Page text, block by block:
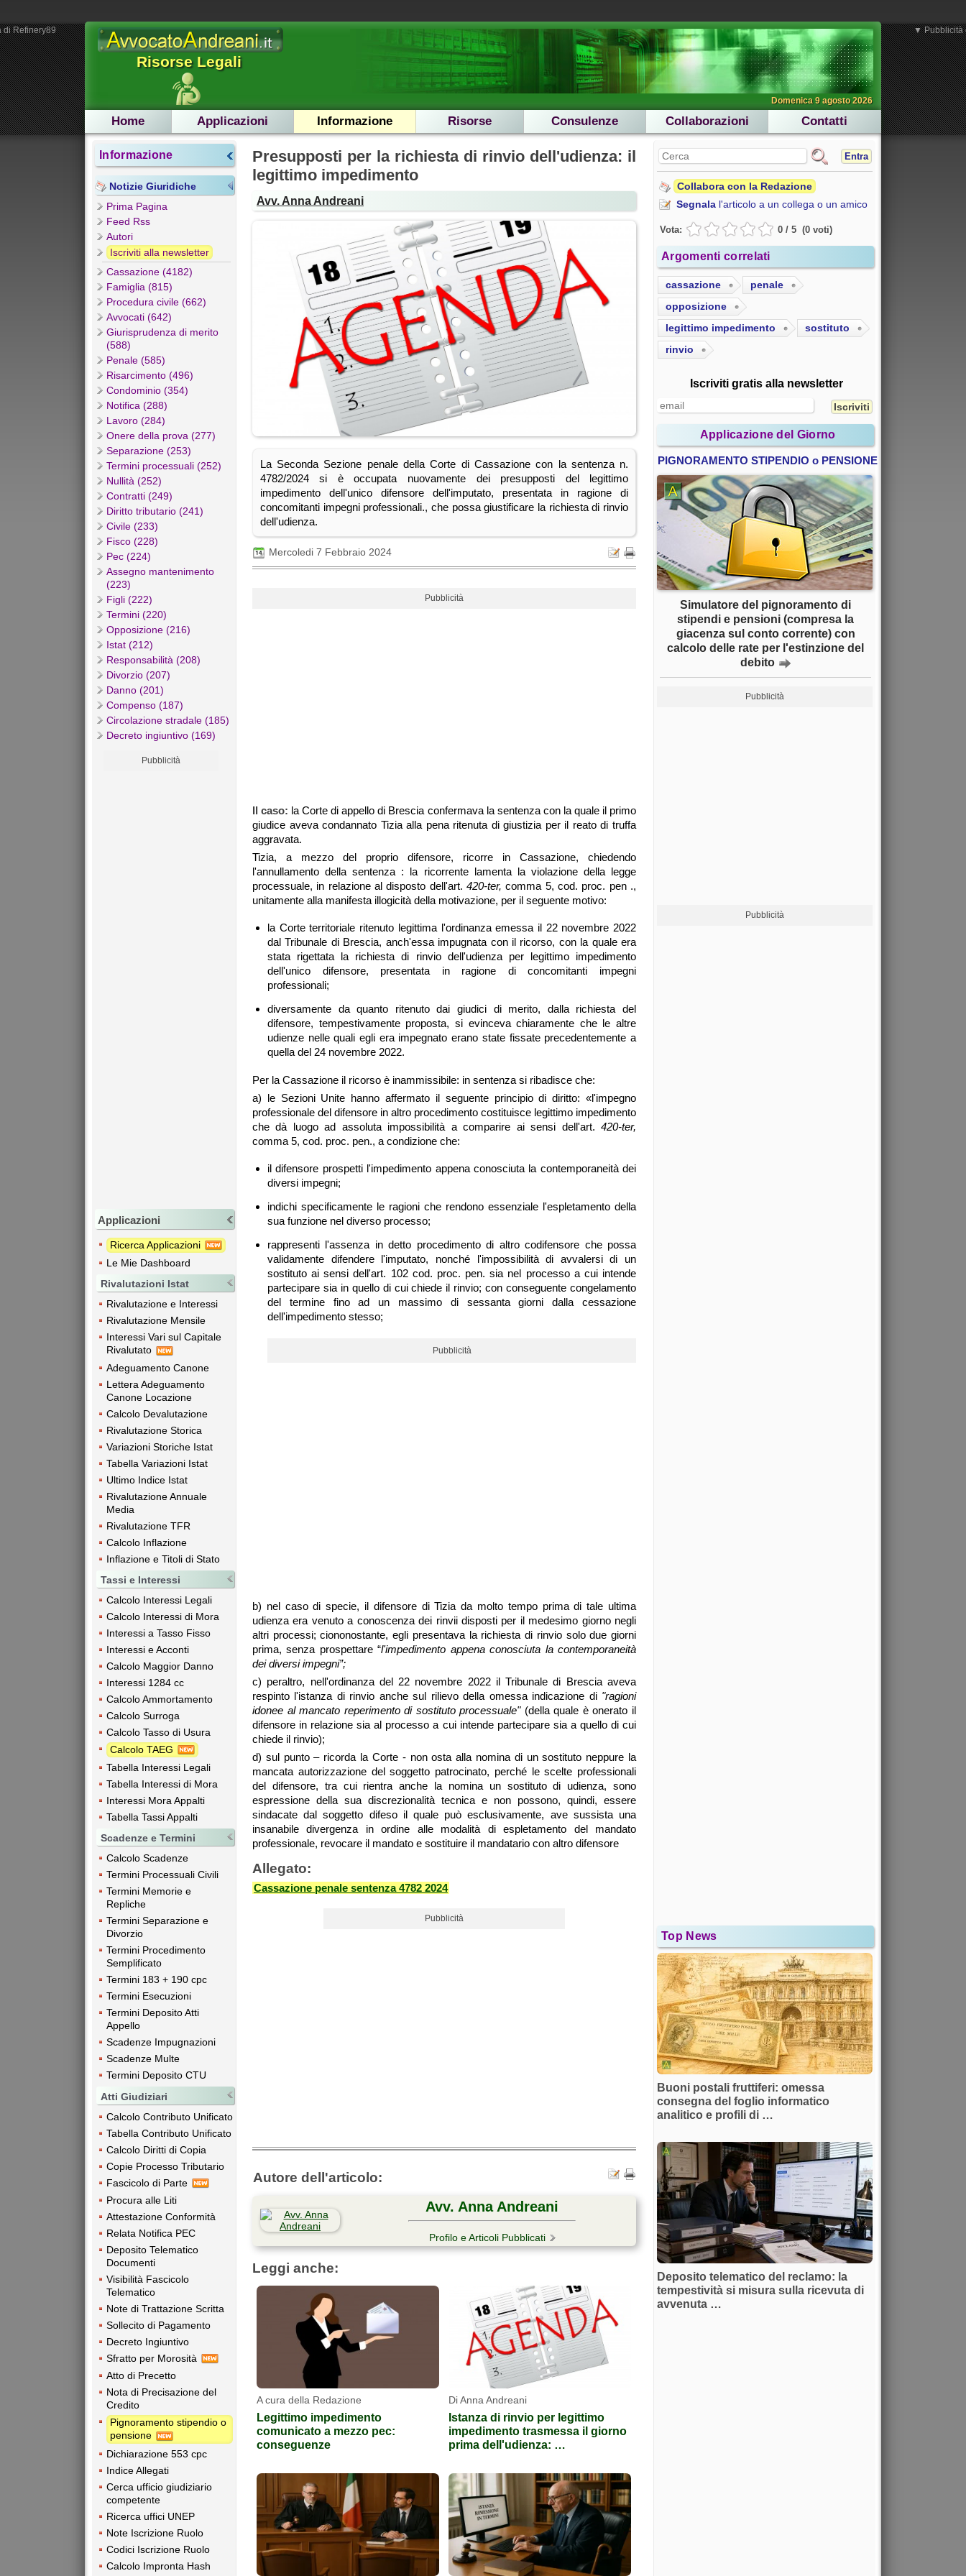
Risorse Legali
Domenica 9 agosto 2026
Home Applicazioni Informazione Risorse Consulenze Collaborazioni Contatti
Informazione
Notizie Giuridiche
Prima Pagina
Feed Rss
Autori
Iscriviti alla newsletter
Cassazione (4182)
Famiglia (815)
Procedura civile (662)
Avvocati (642)
Giurisprudenza di merito
(588)
Penale (585)
Risarcimento (496)
Condominio (354)
Notifica (288)
Lavoro (284)
Onere della prova (277)
Separazione (253)
Termini processuali (252)
Nullità (252)
Contratti (249)
Diritto tributario (241)
Civile (233)
Fisco (228)
Pec (224)
Assegno mantenimento
(223)
Figli (222)
Termini (220)
Opposizione (216)
Istat (212)
Responsabilità (208)
Divorzio (207)
Danno (201)
Compenso (187)
Circolazione stradale (185)
Decreto ingiuntivo (169)
Pubblicità
Applicazioni
Ricerca Applicazioni
Le Mie Dashboard
Rivalutazioni Istat
Rivalutazione e Interessi
Rivalutazione Mensile
Interessi Vari sul Capitale
Rivalutato
Adeguamento Canone
Lettera Adeguamento
Canone Locazione
Calcolo Devalutazione
Rivalutazione Storica
Variazioni Storiche Istat
Tabella Variazioni Istat
Ultimo Indice Istat
Rivalutazione Annuale
Media
Rivalutazione TFR
Calcolo Inflazione
Inflazione e Titoli di Stato
Tassi e Interessi
Calcolo Interessi Legali
Calcolo Interessi di Mora
Interessi a Tasso Fisso
Interessi e Acconti
Calcolo Maggior Danno
Interessi 1284 cc
Calcolo Ammortamento
Calcolo Surroga
Calcolo Tasso di Usura
Calcolo TAEG
Tabella Interessi Legali
Tabella Interessi di Mora
Interessi Mora Appalti
Tabella Tassi Appalti
Scadenze e Termini
Calcolo Scadenze
Termini Processuali Civili
Termini Memorie e
Repliche
Termini Separazione e
Divorzio
Termini Procedimento
Semplificato
Termini 183 + 190 cpc
Termini Esecuzioni
Termini Deposito Atti
Appello
Scadenze Impugnazioni
Scadenze Multe
Termini Deposito CTU
Atti Giudiziari
Calcolo Contributo Unificato
Tabella Contributo Unificato
Calcolo Diritti di Copia
Copie Processo Tributario
Fascicolo di Parte
Procura alle Liti
Attestazione Conformità
Relata Notifica PEC
Deposito Telematico
Documenti
Visibilità Fascicolo
Telematico
Note di Trattazione Scritta
Sollecito di Pagamento
Decreto Ingiuntivo
Sfratto per Morosità
Atto di Precetto
Nota di Precisazione del
Credito
Pignoramento stipendio o
pensione
Dichiarazione 553 cpc
Indice Allegati
Cerca ufficio giudiziario
competente
Ricerca uffici UNEP
Note Iscrizione Ruolo
Codici Iscrizione Ruolo
Calcolo Impronta Hash
Presupposti per la richiesta di rinvio dell'udienza: il
legittimo impedimento
Avv. Anna Andreani
La Seconda Sezione penale della Corte di Cassazione con la sentenza n.
4782/2024 si è occupata nuovamente dei presupposti del legittimo
impedimento dell'unico difensore dell'imputato, presentata in ragione di
concomitanti impegni professionali., che possa giustificare la richiesta di rinvio
dell'udienza.
Mercoledi 7 Febbraio 2024
Pubblicità
Il caso: la Corte di appello di Brescia confermava la sentenza con la quale il primo
giudice aveva condannato Tizia alla pena ritenuta di giustizia per il reato di truffa
aggravata.
Tizia, a mezzo del proprio difensore, ricorre in Cassazione, chiedendo
l'annullamento della sentenza : la ricorrente lamenta la violazione della legge
processuale, in relazione al disposto dell'art. 420-ter,comma 5, cod. proc. pen .,
unitamente alla manifesta illogicità della motivazione, per il seguente motivo:
la Corte territoriale ritenuto legittima l'ordinanza emessa il 22 novembre 2022
dal Tribunale di Brescia, anch'essa impugnata con il ricorso, con la quale era
stata rigettata la richiesta di rinvio dell'udienza per legittimo impedimento
dell'unico difensore, presentata in ragione di concomitanti impegni
professionali;
diversamente da quanto ritenuto dai giudici di merito, dalla richiesta del
difensore, tempestivamente proposta, si evinceva chiaramente che le altre
udienze nelle quali egli era impegnato erano state fissate precedentemente a
quella del 24 novembre 2022.
Per la Cassazione il ricorso è inammissibile: in sentenza si ribadisce che:
a) le Sezioni Unite hanno affermato il seguente principio di diritto: «l'impegno
professionale del difensore in altro procedimento costituisce legittimo impedimento
che dà luogo ad assoluta impossibilità a comparire ai sensi dell'art. 420-ter,
comma 5, cod. proc. pen., a condizione che:
il difensore prospetti l'impedimento appena conosciuta la contemporaneità dei
diversi impegni;
indichi specificamente le ragioni che rendono essenziale l'espletamento della
sua funzione nel diverso processo;
rappresenti l'assenza in detto procedimento di altro codifensore che possa
validamente difendere l'imputato, nonché l'impossibilità di avvalersi di un
sostituto ai sensi dell'art. 102 cod. proc. pen. sia nel processo a cui intende
partecipare sia in quello di cui chiede il rinvio; con conseguente congelamento
del termine fino ad un massimo di sessanta giorni dalla cessazione
dell'impedimento stesso;
Pubblicità
b) nel caso di specie, il difensore di Tizia da molto tempo prima di tale ultima
udienza era venuto a conoscenza dei rinvii disposti per il medesimo giorno negli
altri processi; ciononostante, egli presentava la richiesta di rinvio solo due giorni
prima, senza prospettare “l'impedimento appena conosciuta la contemporaneità
dei diversi impegni”;
c) peraltro, nell'ordinanza del 22 novembre 2022 il Tribunale di Brescia aveva
respinto l'istanza di rinvio anche sul rilievo della omessa indicazione di "ragioni
idonee al mancato reperimento di sostituto processuale"(della quale è onerato il
difensore in relazione sia al processo a cui intende partecipare sia a quello di cui
chiede il rinvio);
d) sul punto – ricorda la Corte - non osta alla nomina di un sostituto neppure la
mancata autorizzazione del soggetto patrocinato, perché le scelte professionali
del difensore, tra cui rientra anche la nomina un sostituto di udienza, sono
espressione della sua discrezionalità tecnica e non possono, quindi, essere
sindacate dal soggetto difeso il quale può esclusivamente, ave sussista una
insanabile divergenza in ordine alle modalità di espletamento del mandato
professionale, revocare il mandato e sostituire il mandatario con altro difensore
Allegato:
Cassazione penale sentenza 4782 2024
Pubblicità
Autore dell'articolo:
Avv. Anna Andreani
Profilo e Articoli Pubblicati
Leggi anche:
A cura della Redazione
Legittimo impedimento
comunicato a mezzo pec:
conseguenze
Di Anna Andreani
Istanza di rinvio per legittimo
impedimento trasmessa il giorno
prima dell'udienza: …
Entra
Collabora con la Redazione
Segnala l'articolo a un collega o un amico
Vota: 0 / 5 (0 voti)
Argomenti correlati
cassazione
penale
opposizione
legittimo impedimento
sostituto
rinvio
Iscriviti gratis alla newsletter
Applicazione del Giorno
PIGNORAMENTO STIPENDIO o PENSIONE
Simulatore del pignoramento di
stipendi e pensioni (compresa la
giacenza sul conto corrente) con
calcolo delle rate per l'estinzione del
debito
Pubblicità
Pubblicità
Top News
Buoni postali fruttiferi: omessa
consegna del foglio informatico
analitico e profili di …
Deposito telematico del reclamo: la
tempestività si misura sulla ricevuta di
avvenuta …
Refinery89 ▼ Pubblicità